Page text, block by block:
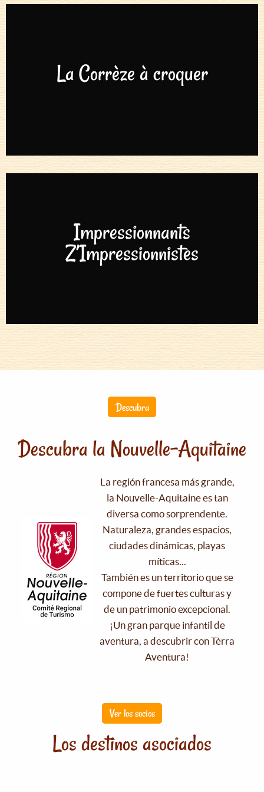
La Corrèze à croquer
Impressionnants
Z’Impressionnistes
Descubra
Descubra la Nouvelle-Aquitaine
La región francesa más grande,
la Nouvelle-Aquitaine es tan
diversa como sorprendente.
Naturaleza, grandes espacios,
ciudades dinámicas, playas
míticas...
También es un territorio que se
compone de fuertes culturas y
de un patrimonio excepcional.
¡Un gran parque infantil de
aventura, a descubrir con Tèrra
Aventura!
Ver los socios
Los destinos asociados